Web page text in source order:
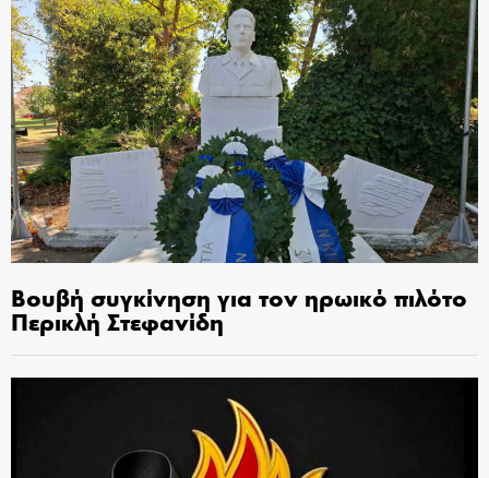
Βουβή συγκίνηση για τον ηρωικό πιλότο
Περικλή Στεφανίδη